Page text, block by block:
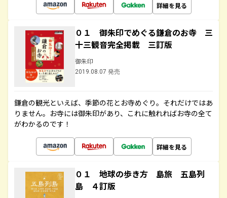
詳細を見る
０１ 御朱印でめぐる鎌倉のお寺 三
十三観音完全掲載 三訂版
御朱印
2019.08.07 発売
鎌倉の観光といえば、季節の花とお寺めぐり。それだけではあ
りません。お寺には御朱印があり、これに触れればお寺の全て
がわかるのです！
詳細を見る
０１ 地球の歩き方 島旅 五島列
島 ４訂版